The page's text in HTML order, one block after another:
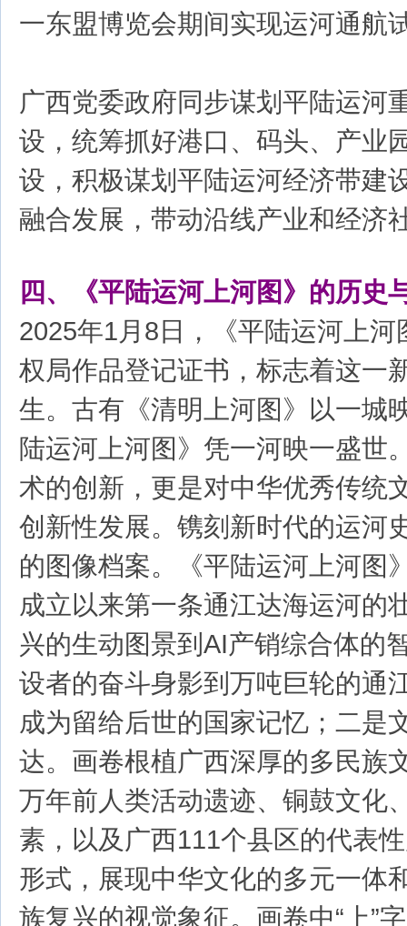
一东盟博览会期间实现运河通航
广西党委政府同步谋划平陆运河
设，统筹抓好港口、码头、产业
设，积极谋划平陆运河经济带建
融合发展，带动沿线产业和经济
四、《平陆运河上河图》的历史
2025年1月8日，《平陆运河上
权局作品登记证书，标志着这一
生。古有《清明上河图》以一城
陆运河上河图》凭一河映一盛世
术的创新，更是对中华优秀传统
创新性发展。镌刻新时代的运河
的图像档案。《平陆运河上河图
成立以来第一条通江达海运河的
兴的生动图景到AI产销综合体的
设者的奋斗身影到万吨巨轮的通
成为留给后世的国家记忆；二是
达。画卷根植广西深厚的多民族
万年前人类活动遗迹、铜鼓文化
素，以及广西111个县区的代表
形式，展现中华文化的多元一体
族复兴的视觉象征。画卷中“上